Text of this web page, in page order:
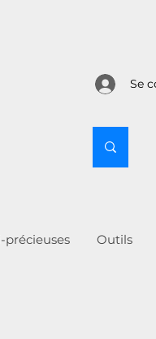
Se
précieuses Outils